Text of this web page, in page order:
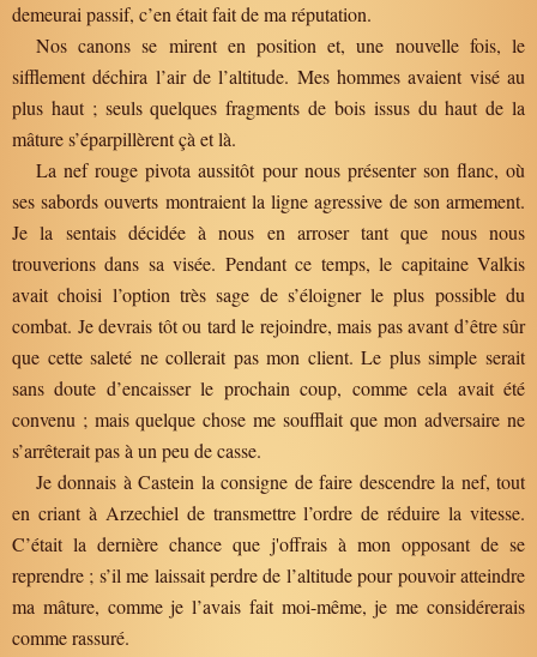
demeurai passif, c’en était fait de ma réputation.
Nos canons se mirent en position et, une nouvelle fois, le
sifflement déchira l’air de l’altitude. Mes hommes avaient visé au
plus haut ; seuls quelques fragments de bois issus du haut de la
mâture s’éparpillèrent çà et là.
La nef rouge pivota aussitôt pour nous présenter son flanc, où
ses sabords ouverts montraient la ligne agressive de son armement.
Je la sentais décidée à nous en arroser tant que nous nous
trouverions dans sa visée. Pendant ce temps, le capitaine Valkis
avait choisi l’option très sage de s’éloigner le plus possible du
combat. Je devrais tôt ou tard le rejoindre, mais pas avant d’être sûr
que cette saleté ne collerait pas mon client. Le plus simple serait
sans doute d’encaisser le prochain coup, comme cela avait été
convenu ; mais quelque chose me soufflait que mon adversaire ne
s’arrêterait pas à un peu de casse.
Je donnais à Castein la consigne de faire descendre la nef, tout
en criant à Arzechiel de transmettre l’ordre de réduire la vitesse.
C’était la dernière chance que j'offrais à mon opposant de se
reprendre ; s’il me laissait perdre de l’altitude pour pouvoir atteindre
ma mâture, comme je l’avais fait moi-même, je me considérerais
comme rassuré.